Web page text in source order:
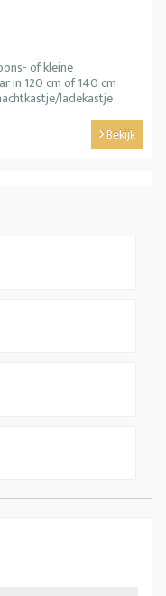
of kleine
in 120 cm of 140 cm
ladekastje
Bekijk